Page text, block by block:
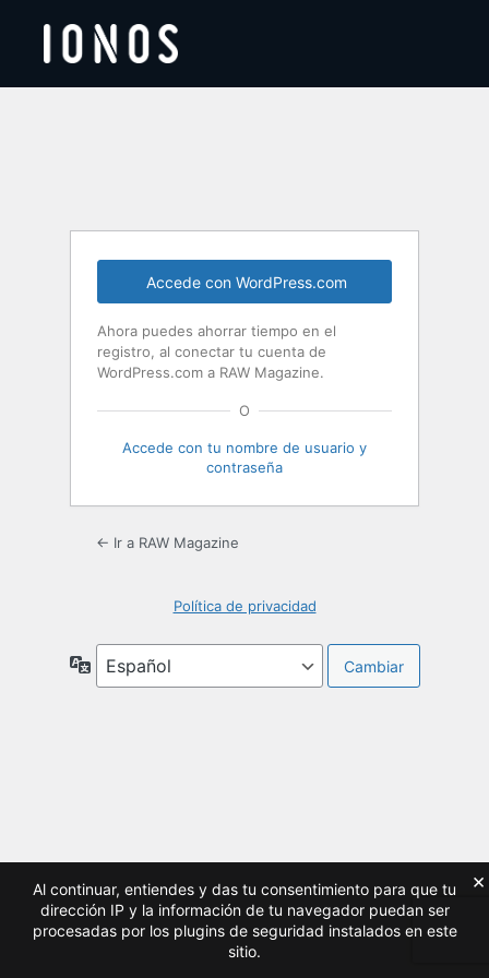
Accede con WordPress.com
Ahora puedes ahorrar tiempo en el
registro, al conectar tu cuenta de
WordPress.com a RAW Magazine.
O
Accede con tu nombre de usuario y
contraseña
← Ir a RAW Magazine
Política de privacidad
Idioma
Al continuar, entiendes y das tu consentimiento para que tu
dirección IP y la información de tu navegador puedan ser
procesadas por los plugins de seguridad instalados en este
sitio.
×